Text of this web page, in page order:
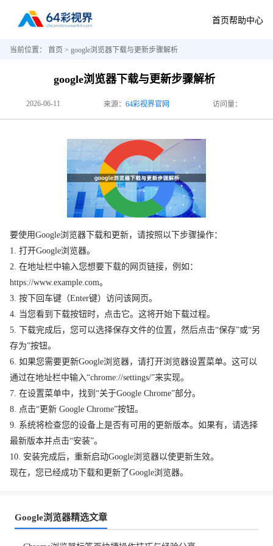
首页帮助中心
当前位置： 首页 > google浏览器下载与更新步骤解析
google浏览器下载与更新步骤解析
2026-06-11 来源： 64彩视界官网 访问量：
要使用Google浏览器下载和更新，请按照以下步骤操作：
1. 打开Google浏览器。
2. 在地址栏中输入您想要下载的网页链接，例如：
https://www.example.com。
3. 按下回车键（Enter键）访问该网页。
4. 当您看到下载按钮时，点击它。这将开始下载过程。
5. 下载完成后，您可以选择保存文件的位置，然后点击“保存”或“另
存为”按钮。
6. 如果您需要更新Google浏览器，请打开浏览器设置菜单。这可以
通过在地址栏中输入“chrome://settings/”来实现。
7. 在设置菜单中，找到“关于Google Chrome”部分。
8. 点击“更新 Google Chrome”按钮。
9. 系统将检查您的设备上是否有可用的更新版本。如果有，请选择
最新版本并点击“安装”。
10. 安装完成后，重新启动Google浏览器以使更新生效。
现在，您已经成功下载和更新了Google浏览器。
Google浏览器精选文章